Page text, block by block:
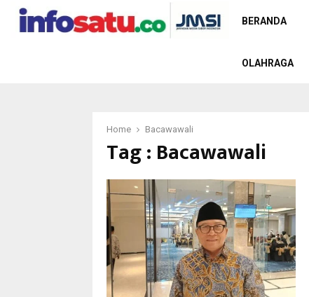
BERANDA
OLAHRAGA
Home Bacawawali
Tag : Bacawawali